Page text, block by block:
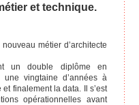
et technique.
métier d’architecte
un double diplôme en
vingtaine d’années à
finalement la data. Il s’est
opérationnelles avant